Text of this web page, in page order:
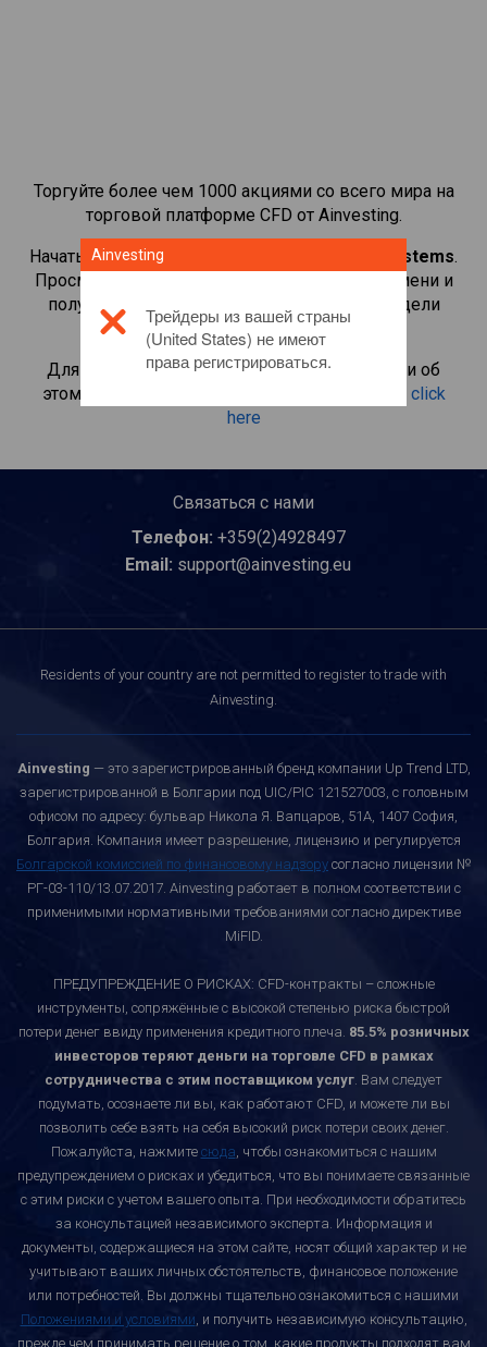
Торгуйте более чем 1000 акциями со всего мира на
торговой платформе CFD от Ainvesting.
Начать торговать CFD-контрактами на
BAE Systems.
Просматривайте котировки в реальном времени и
получайте дивиденды, как если бы вы владели
самой акцией.
Для получения дополнительной информации об
этом инвестиционном продукте, пожалуйста click
here
Связаться с нами
Телефон: +359(2)4928497
Email: support@ainvesting.eu
Residents of your country are not permitted to register to trade with
Ainvesting.
Ainvesting — это зарегистрированный бренд компании Up Trend LTD,
зарегистрированной в Болгарии под UIC/PIC 121527003, с головным
офисом по адресу: бульвар Никола Я. Вапцаров, 51A, 1407 София,
Болгария. Компания имеет разрешение, лицензию и регулируется
Болгарской комиссией по финансовому надзору согласно лицензии №
РГ-03-110/13.07.2017. Ainvesting работает в полном соответствии с
применимыми нормативными требованиями согласно директиве
MiFID.
ПРЕДУПРЕЖДЕНИЕ О РИСКАХ: CFD-контракты – сложные
инструменты, сопряжённые с высокой степенью риска быстрой
потери денег ввиду применения кредитного плеча. 85.5% розничных
инвесторов теряют деньги на торговле CFD в рамках
сотрудничества с этим поставщиком услуг. Вам следует
подумать, осознаете ли вы, как работают CFD, и можете ли вы
позволить себе взять на себя высокий риск потери своих денег.
Пожалуйста, нажмите сюда, чтобы ознакомиться с нашим
предупреждением о рисках и убедиться, что вы понимаете связанные
с этим риски с учетом вашего опыта. При необходимости обратитесь
за консультацией независимого эксперта. Информация и
документы, содержащиеся на этом сайте, носят общий характер и не
учитывают ваших личных обстоятельств, финансовое положение
или потребностей. Вы должны тщательно ознакомиться с нашими
Положениями и условиями, и получить независимую консультацию,
прежде чем принимать решение о том, какие продукты подходят вам
Ainvesting
Трейдеры из вашей страны
(United States) не имеют
права регистрироваться.